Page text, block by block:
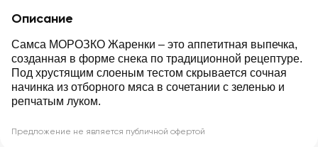
Описание
Самса МОРОЗКО Жаренки – это аппетитная выпечка,
созданная в форме снека по традиционной рецептуре.
Под хрустящим слоеным тестом скрывается сочная
начинка из отборного мяса в сочетании с зеленью и
репчатым луком.
Предложение не является публичной офертой